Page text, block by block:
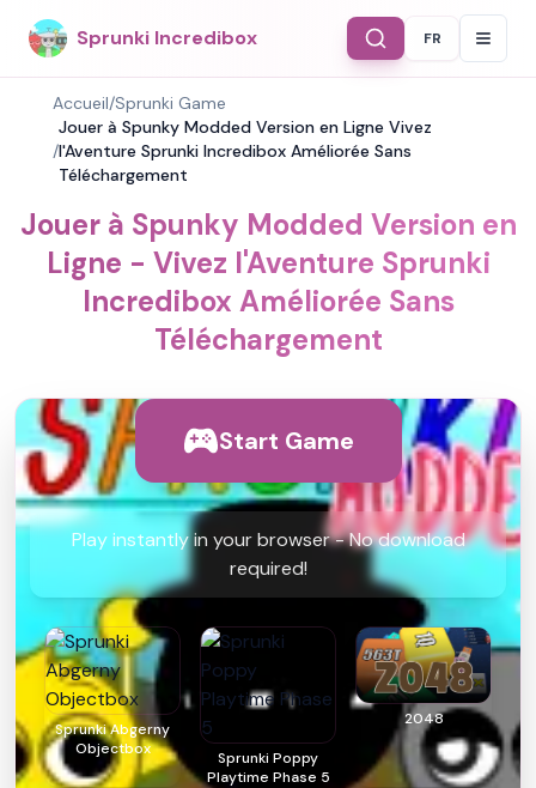
Sprunki Incredibox Select
FR
Accueil/Sprunki Game
/
Jouer à Spunky Modded Version en Ligne Vivez
l'Aventure Sprunki Incredibox Améliorée Sans
Téléchargement
Jouer à Spunky Modded Version en
Ligne - Vivez l'Aventure Sprunki
Incredibox Améliorée Sans
Téléchargement
Start Game
Play instantly in your browser - No download
required!
Sprunki Abgerny
Objectbox
Sprunki Poppy
Playtime Phase 5
2048